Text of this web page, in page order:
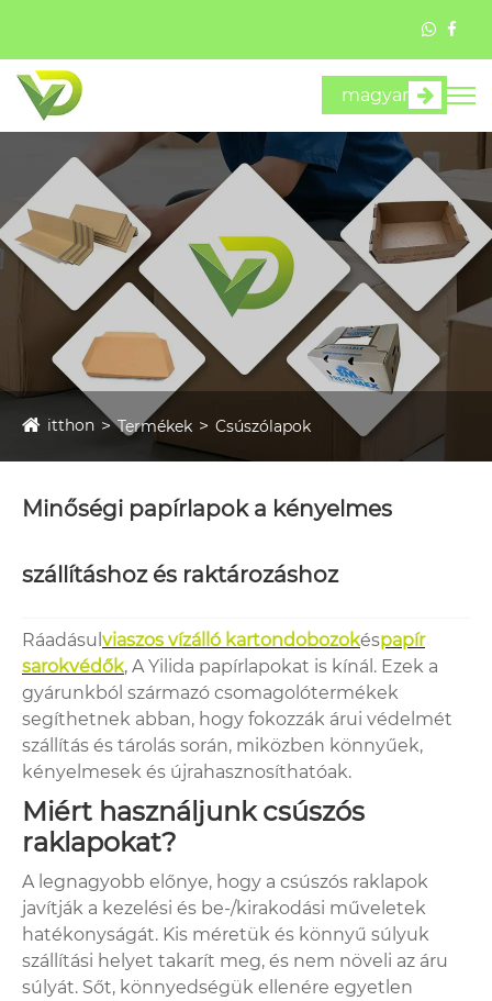
magyar
itthon Termékek Csúszólapok
Minőségi papírlapok a kényelmes
szállításhoz és raktározáshoz
Ráadásul viaszos vízálló kartondobozokéspapír
sarokvédők, A Yilida papírlapokat is kínál. Ezek a
gyárunkból származó csomagolótermékek
segíthetnek abban, hogy fokozzák árui védelmét
szállítás és tárolás során, miközben könnyűek,
kényelmesek és újrahasznosíthatóak.
Miért használjunk csúszós
raklapokat?
A legnagyobb előnye, hogy a csúszós raklapok
javítják a kezelési és be-/kirakodási műveletek
hatékonyságát. Kis méretük és könnyű súlyuk
szállítási helyet takarít meg, és nem növeli az áru
súlyát. Sőt, könnyedségük ellenére egyetlen